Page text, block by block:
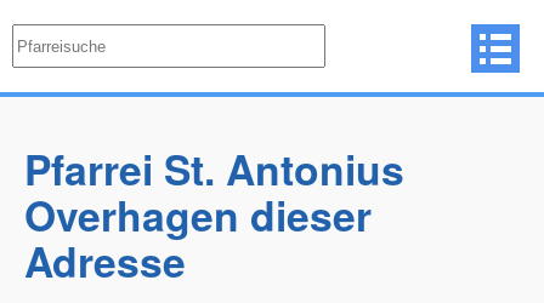
Pfarrei St. Antonius
Overhagen dieser
Adresse